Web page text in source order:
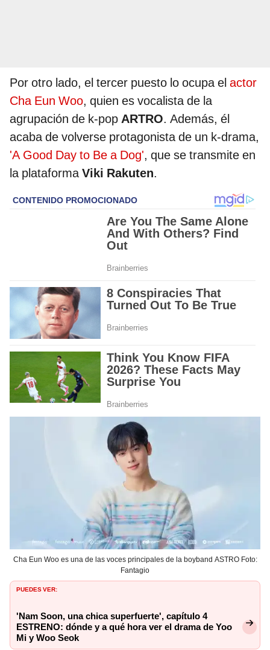
Por otro lado, el tercer puesto lo ocupa el actor
Cha Eun Woo, quien es vocalista de la
agrupación de k-pop ARTRO. Además, él
acaba de volverse protagonista de un k-drama,
'A Good Day to Be a Dog', que se transmite en
la plataformaViki Rakuten.
Cha Eun Woo es una de las voces principales de la boyband ASTRO Foto:
Fantagio
PUEDES VER:
'Nam Soon, una chica superfuerte', capítulo 4
ESTRENO: dónde y a qué hora ver el drama de Yoo
Mi y Woo Seok